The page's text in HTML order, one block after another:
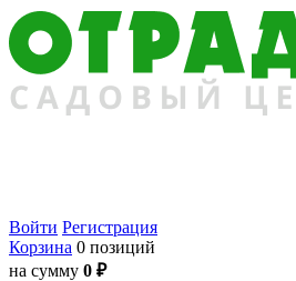
Войти Регистрация
Корзина 0 позиций
на сумму 0 ₽